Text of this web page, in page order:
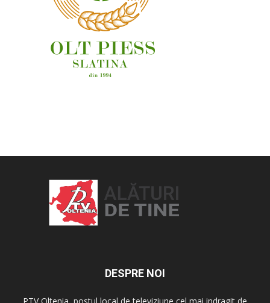
DESPRE NOI
PTV Oltenia, postul local de televiziune cel mai indragit de